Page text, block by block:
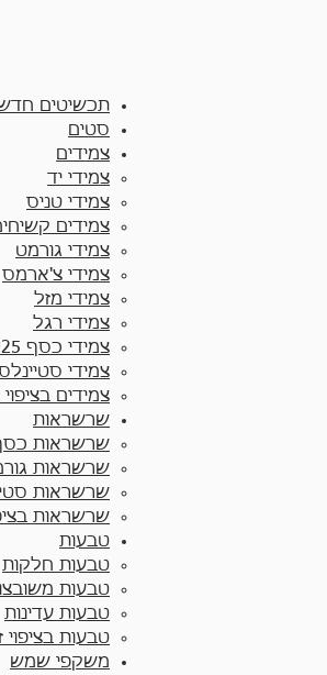
תכשיטים
סטים
צמידים
צמידי יד​
צמידי טניס
צמידים
צמידי גורמט
צמידי צ'ארמס
צמידי מזל
צמידי רגל
צמידי כסף 925
צמידי
צמידים
שרשראות
שרשראות כסף
שרשראות
שרשראות
שרשראות
טבעות
טבעות חלקות​
טבעות
טבעות עדינות
טבעות בציפוי
משקפי שמש